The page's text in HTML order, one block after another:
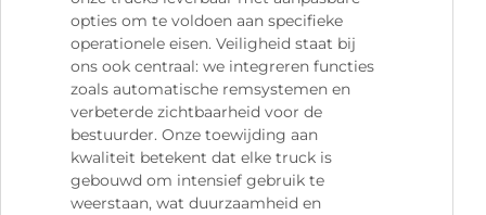
opties om te voldoen aan specifieke
operationele eisen. Veiligheid staat bij
ons ook centraal: we integreren functies
zoals automatische remsystemen en
verbeterde zichtbaarheid voor de
bestuurder. Onze toewijding aan
kwaliteit betekent dat elke truck is
gebouwd om intensief gebruik te
weerstaan, wat duurzaamheid en